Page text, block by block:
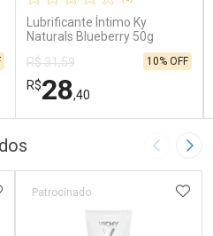
FECHAR
FECHAR
Lubrificante Íntimo Ky
Naturals Blueberry 50g
R$ 31,59
R$28,40
10% OFF
Por Menos
Imagem
AOS FAVORITOS
Patrocinado